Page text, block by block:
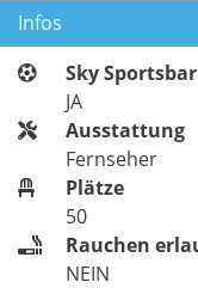
Infos
Sky Sportsbar
JA
Ausstattung
Fernseher
Plätze
50
Rauchen
NEIN